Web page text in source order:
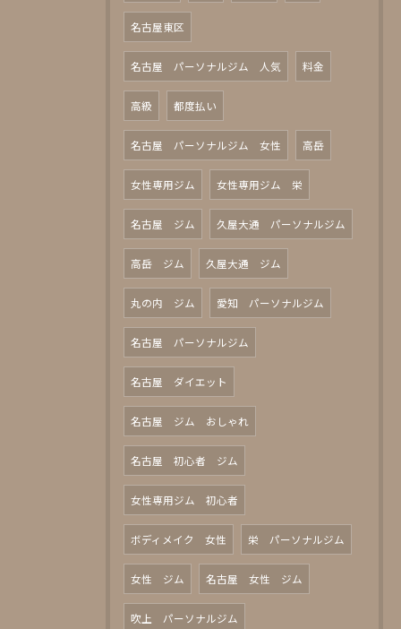
名古屋東区
名古屋 パーソナルジム 人気 料金
高級 都度払い
名古屋 パーソナルジム 女性 高岳
女性専用ジム 女性専用ジム 栄
名古屋 ジム 久屋大通 パーソナルジム
高岳 ジム 久屋大通 ジム
丸の内 ジム 愛知 パーソナルジム
名古屋 パーソナルジム
名古屋 ダイエット
名古屋 ジム おしゃれ
名古屋 初心者 ジム
女性専用ジム 初心者
ボディメイク 女性 栄 パーソナルジム
女性 ジム 名古屋 女性 ジム
吹上 パーソナルジム